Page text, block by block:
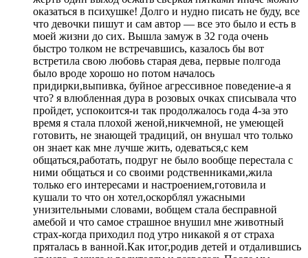
оказаться в психушке! Долго и нудно писать не буду, все
что девочки пишут и сам автор — все это было и есть в
моей жизни до сих. Вышла замуж в 32 года очень
быстро толком не встречавшись, казалось бы вот
встретила свою любовь старая дева, первые полгода
было вроде хорошо но потом началось
придирки,выпивка, буйное агрессивное поведение-а я
что? я влюбленная дура в розовых очках списывала что
пройдет, успокоится-и так продолжалось года 4-за это
время я стала плохой женой,никчемной, не умеющей
готовить, не знающей традиций, он внушал что только
он знает как мне лучше жить, одеваться,с кем
общаться,работать, подруг не было вообще перестала с
ними общаться и со своими родственниками,жила
только его интересами и настроением,готовила и
кушали то что он хотел,оскорблял ужасными
унизительными словами, вобщем стала бесправной
амебой и что самое страшное внушил мне животный
страх-когда приходил под утро никакой я от страха
пряталась в ванной.Как итог,родив детей и отдалившись